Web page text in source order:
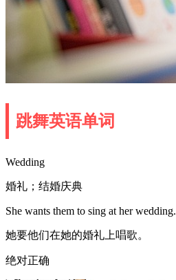
跳舞英语单词
Wedding
婚礼；结婚庆典
She wants them to sing at her wedding.
她要他们在她的婚礼上唱歌。
绝对正确